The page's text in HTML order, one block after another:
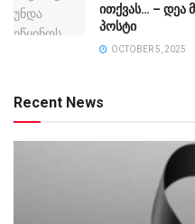
ითქვას… – დეა
პოსტი
OCTOBER 5, 2025
Recent News